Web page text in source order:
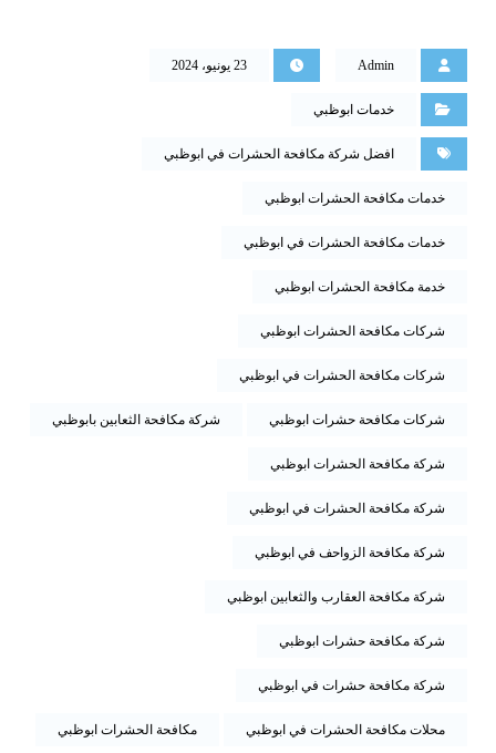
Admin 23 يونيو، 2024
خدمات ابوظبي
افضل شركة مكافحة الحشرات في ابوظبي
خدمات مكافحة الحشرات ابوظبي
خدمات مكافحة الحشرات في ابوظبي
خدمة مكافحة الحشرات ابوظبي
شركات مكافحة الحشرات ابوظبي
شركات مكافحة الحشرات في ابوظبي
شركات مكافحة حشرات ابوظبي شركة مكافحة الثعابين بابوظبي
شركة مكافحة الحشرات ابوظبي
شركة مكافحة الحشرات في ابوظبي
شركة مكافحة الزواحف في ابوظبي
شركة مكافحة العقارب والثعابين ابوظبي
شركة مكافحة حشرات ابوظبي
شركة مكافحة حشرات في ابوظبي
محلات مكافحة الحشرات في ابوظبي مكافحة الحشرات ابوظبي